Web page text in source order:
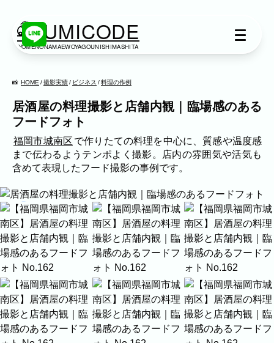
KUMICODE
YOMENONAMAEWOYAGOUNISHIMASHITA
出張撮影
下記より、ご希望の撮影カテゴリをご覧い
ただけます。
ネット予約では予約状況の確認からご予約
まで、スムーズにご利用いただけます。
家族
七五三 入学式・卒業式
成人式
カップル
ブライダル マタニティ
ビジネス
建築・不動産
民泊
店舗・会社
プロフィール
ECサイト商品
イベント
ネット予約
空き状況の確認からご予約まで、24時間いつでもご利用
いただけます。
HOME 撮影実績 ビジネス 料理の作例
居酒屋の料理撮影と店舗内観｜臨場感のある
フードフォト
福岡市城南区 で作りたての料理を中心に、質感や温度感
まで伝わるようテンポよく撮影。店内の雰囲気や活気も
含めて表現したフード撮影の事例です。
作例情報